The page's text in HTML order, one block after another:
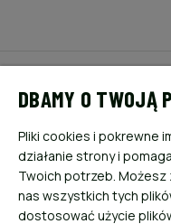
PŁATNOŚCI I
DBAMY O TWOJĄ
Pliki cookies i pokrewne
działanie strony i
Twoich potrzeb.
nas wszystkich tych
dostosować użycie